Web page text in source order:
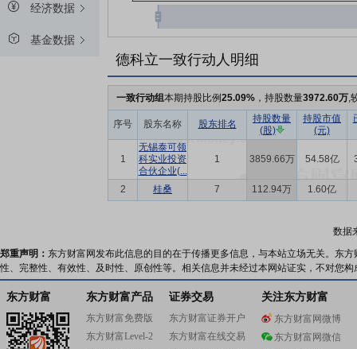
经济数据
基金数据
德科立一致行动人明细
一致行动组本期持股比例25.09% ，持股数量3972.60万,
序号 股东名称 股东排名
持股数量
(股)
持股市值
(元)
1
无锡泰可领
科实业投资
合伙企业(...
1 3859.66万 54.58亿
2 桂桑 7 112.94万 1.60亿
数据
郑重声明： 东方财富网发布此信息的目的在于传播更多信息，与本站立场无关。东
性、完整性、有效性、及时性、原创性等。相关信息并未经过本网站证实，不对您
东方财富 东方财富产品
东方财富免费版
东方财富Level-2
证券交易
东方财富证券开户
东方财富在线交易
关注东方财富
东方财富网微博
东方财富网微信